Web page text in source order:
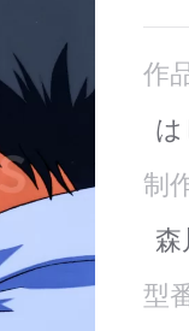
作
制
型